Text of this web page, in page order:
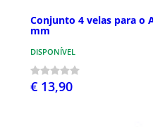
Conjunto 4 velas para o
mm
DISPONÍVEL
€ 13,90